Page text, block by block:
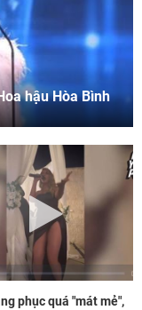
hậu Hòa Bình
phục quá "mát mẻ",